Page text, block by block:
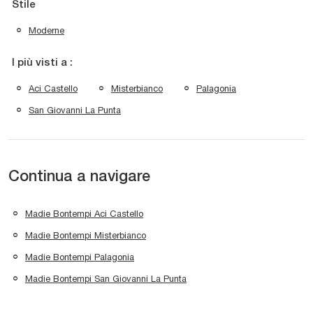
Stile
Moderne
I più visti a :
Aci Castello Misterbianco Palagonia
San Giovanni La Punta
Continua a navigare
Madie Bontempi Aci Castello
Madie Bontempi Misterbianco
Madie Bontempi Palagonia
Madie Bontempi San Giovanni La Punta